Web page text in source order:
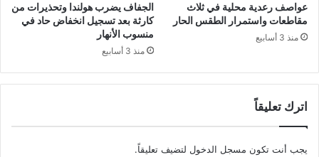
عواصف رعدية محلية في ثلاث
مقاطعات واستمرار الطقس الحار
منذ 3 أسابيع
الجفاف يضرب هولندا وتحذيرات من
كارثة بعد تسجيل انخفاض حاد في
منسوب الأنهار
منذ 3 أسابيع
اترك تعليقاً
يجب أنت تكون مسجل الدخول لتضيف تعليقاً.